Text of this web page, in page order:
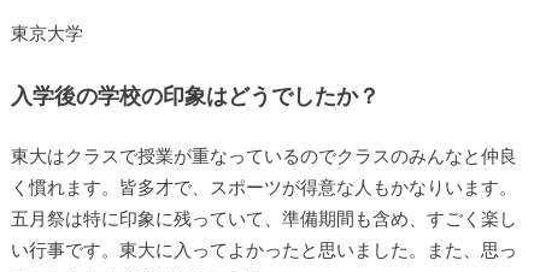
東京大学
入学後の学校の印象はどうでしたか？
東大はクラスで授業が重なっているのでクラスのみんなと仲良
く慣れます。皆多才で、スポーツが得意な人もかなりいます。
五月祭は特に印象に残っていて、準備期間も含め、すごく楽し
い行事です。東大に入ってよかったと思いました。また、思っ